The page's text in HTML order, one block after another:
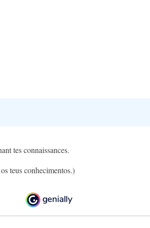
tes connaissances.
teus conhecimentos.)